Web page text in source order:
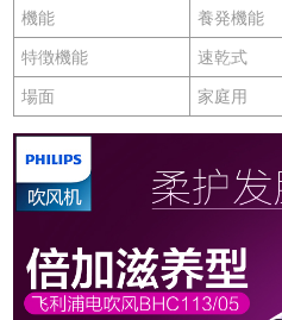
機能 養発機能
特徴機能 速乾式
場面 家庭用